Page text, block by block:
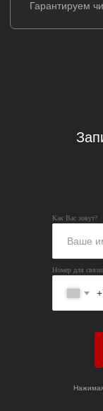
Как Вас зовут?
Номер для связи: